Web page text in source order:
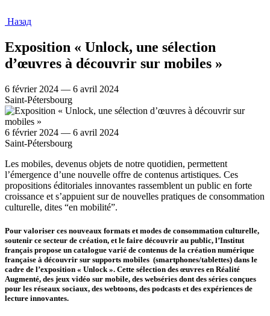
Назад
Exposition « Unlock, une sélection
d’œuvres à découvrir sur mobiles »
6 février 2024 — 6 avril 2024
Saint-Pétersbourg
6 février 2024 — 6 avril 2024
Saint-Pétersbourg
Les mobiles, devenus objets de notre quotidien, permettent
l’émergence d’une nouvelle offre de contenus artistiques. Ces
propositions éditoriales innovantes rassemblent un public en forte
croissance et s’appuient sur de nouvelles pratiques de consommation
culturelle, dites “en mobilité”.
Pour valoriser ces nouveaux formats et modes de consommation culturelle,
soutenir ce secteur de création, et le faire découvrir au public, l’Institut
français propose un catalogue varié de contenus de la création numérique
française à découvrir sur supports mobiles (smartphones/tablettes) dans le
cadre de l’exposition « Unlock ». Cette sélection des œuvres en Réalité
Augmenté, des jeux vidéo sur mobile, des webséries dont des séries conçues
pour les réseaux sociaux, des webtoons, des podcasts et des expériences de
lecture innovantes.